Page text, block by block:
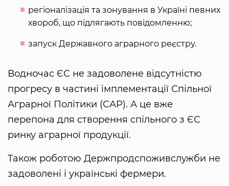
регіоналізація та зонування в Україні певних
хвороб, що підлягають повідомленню;
запуск Державного аграрного реєстру.
Водночас ЄС не задоволене відсутністю
прогресу в частині імплементації Спільної
Аграрної Політики (САР). А це вже
перепона для створення спільного з ЄС
ринку аграрної продукції.
Також роботою Держпродспоживслужби не
задоволені і українські фермери.